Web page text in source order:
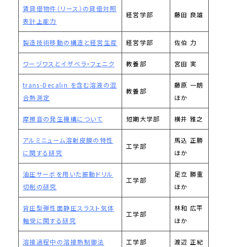
賃貸借物件（リース）の貸借対照
表計上能力
経営学部 藤田 良雄
製造技術移動の構造と経営生産 経営学部 佐伯 力
ワーヅワスとイザベラ・フェニク 教養部 宮田 実
trans-Decalin を含む溶液の混
合熱測定
教養部
藤原 一朗
ほか
摩擦音の発生機構について 短期大学部 横井 雅之
アルミニューム溶射皮膜の特性
に関する研究
工学部
馬込 正勝
ほか
油圧サーボを用いた振動ドリル
切削の研究
工学部
足立 勝重
ほか
背圧型弾性面静圧スラスト気体
軸受に関する研究
工学部
林和 広平
ほか
溶接過程中の溶接熱制御法 工学部 渡辺 正紀